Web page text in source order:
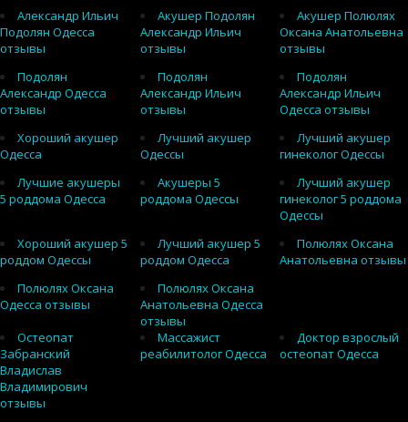
Александр Ильич
Подолян Одесса
отзывы
Акушер Подолян
Александр Ильич
отзывы
Акушер Полюлях
Оксана Анатольевна
отзывы
Подолян
Александр Одесса
отзывы
Подолян
Александр Ильич
отзывы
Подолян
Александр Ильич
Одесса отзывы
Хороший акушер
Одесса
Лучший акушер
Одессы
Лучший акушер
гинеколог Одессы
Лучшие акушеры
5 роддома Одесса
Акушеры 5
роддома Одессы
Лучший акушер
гинеколог 5 роддома
Одессы
Хороший акушер 5
роддом Одессы
Лучший акушер 5
роддом Одесса
Полюлях Оксана
Анатольевна отзывы
Полюлях Оксана
Одесса отзывы
Полюлях Оксана
Анатольевна Одесса
отзывы
Остеопат
Забранский
Владислав
Владимирович
отзывы
Массажист
реабилитолог Одесса
Доктор взрослый
остеопат Одесса